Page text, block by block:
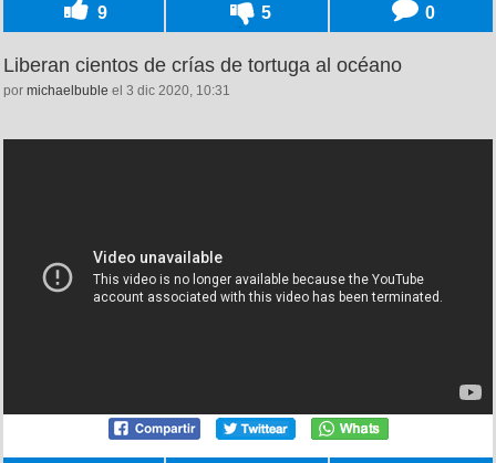
9 5 0
Liberan cientos de crías de tortuga al océano
por michaelbuble el 3 dic 2020, 10:31